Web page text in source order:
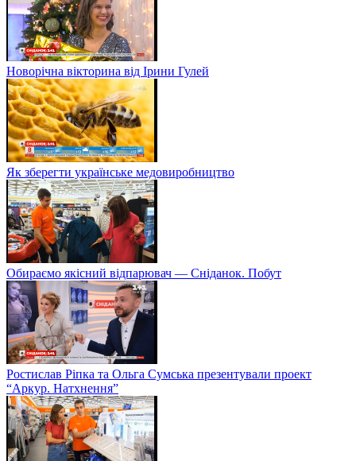
Новорічна вікторина від Ірини Гулей
Як зберегти українське медовиробництво
Обираємо якісний відпарювач — Сніданок. Побут
Ростислав Ріпка та Ольга Сумська презентували проект
“Аркур. Натхнення”